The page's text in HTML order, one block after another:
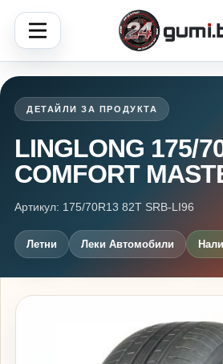
ДЕТАЙЛИ ЗА ПРОДУКТА
LINGLONG 175/
COMFORT
Артикул: 175/70R13 82T SRB-LI96
Летни Леки Автомобили